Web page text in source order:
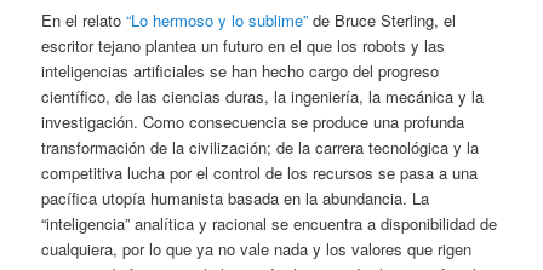
En el relato“Lo hermoso y lo sublime” de Bruce Sterling, el
escritor tejano plantea un futuro en el que los robots y las
inteligencias artificiales se han hecho cargo del progreso
científico, de las ciencias duras, la ingeniería, la mecánica y la
investigación. Como consecuencia se produce una profunda
transformación de la civilización; de la carrera tecnológica y la
competitiva lucha por el control de los recursos se pasa a una
pacífica utopía humanista basada en la abundancia. La
“inteligencia” analítica y racional se encuentra a disponibilidad de
cualquiera, por lo que ya no vale nada y los valores que rigen